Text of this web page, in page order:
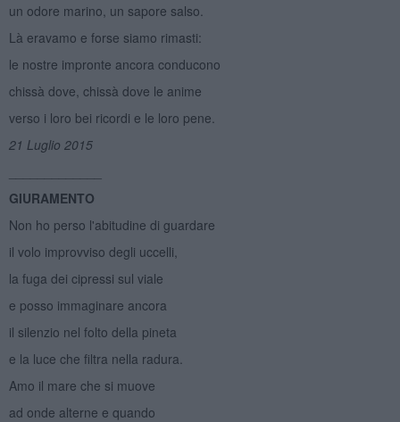
un odore marino, un sapore salso.
Là eravamo e forse siamo rimasti:
le nostre impronte ancora conducono
chissà dove, chissà dove le anime
verso i loro bei ricordi e le loro pene.
21 Luglio 2015
GIURAMENTO
Non ho perso l'abitudine di guardare
il volo improvviso degli uccelli,
la fuga dei cipressi sul viale
e posso immaginare ancora
il silenzio nel folto della pineta
e la luce che filtra nella radura.
Amo il mare che si muove
ad onde alterne e quando